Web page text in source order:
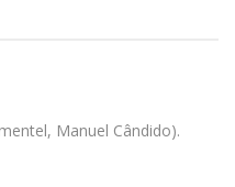
Manuel Cândido).